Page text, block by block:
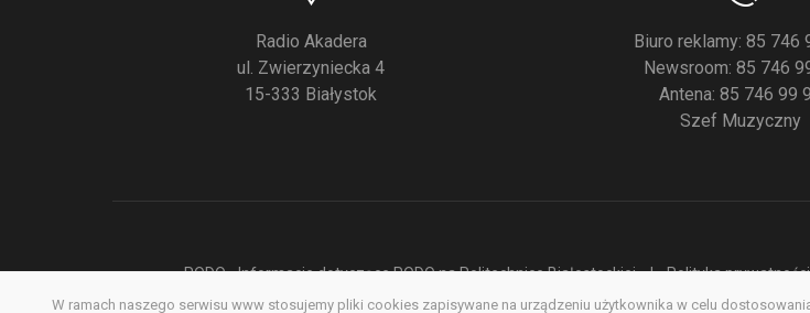
Radio Akadera
ul. Zwierzyniecka 4
15-333 Białystok
Biuro reklamy: 85 746
Newsroom: 85 746
Antena: 85 746 99
Szef Muzyczny
RODO - Informacje dotyczące RODO na Politechnice Białostockiej Polityka
Deklaracja dostępności
Redakcja serwisu www
W ramach naszego serwisu www stosujemy pliki cookies zapisywane na urządzeniu użytkownika w celu